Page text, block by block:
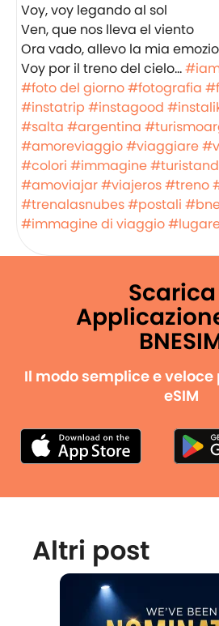
Voy, voy legando al sol
Ven, que nos lleva el viento
Ora vado, allevo la mia
Voy por il treno del cielo…
#foto del giorno#fotografia
#instatrip #instagood
#salta #argentina
#amoreviaggio#viaggiare
#colori #immagine
#amoviajar#viajeros#treno
#trenalasnubes#postali
#immagine di viaggio
Il modo semplice e veloce
eSIM
Altri post